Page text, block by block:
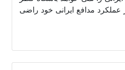
عملکرد مدافع ایرانی خود راضی